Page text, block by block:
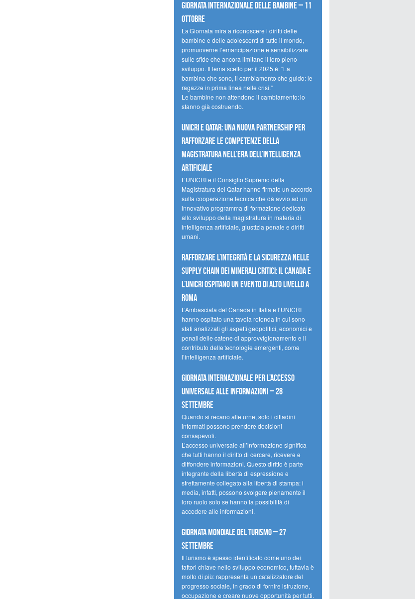
Giornata internazionale delle bambine – 11
ottobre
La Giornata mira a riconoscere i diritti delle
bambine e delle adolescenti di tutto il mondo,
promuoverne l’emancipazione e sensibilizzare
sulle sfide che ancora limitano il loro pieno
sviluppo. Il tema scelto per il 2025 è: “La
bambina che sono, il cambiamento che guido: le
ragazze in prima linea nelle crisi.”
Le bambine non attendono il cambiamento: lo
stanno già costruendo.
UNICRI e Qatar: una nuova partnership per
rafforzare le competenze della
magistratura nell’era dell’intelligenza
artificiale
L’UNICRI e il Consiglio Supremo della
Magistratura del Qatar hanno firmato un accordo
sulla cooperazione tecnica che dà avvio ad un
innovativo programma di formazione dedicato
allo sviluppo della magistratura in materia di
intelligenza artificiale, giustizia penale e diritti
umani.
Rafforzare l’integrità e la sicurezza nelle
supply chain dei minerali critici: il Canada e
l’UNICRI ospitano un evento di alto livello a
Roma
L’Ambasciata del Canada in Italia e l’UNICRI
hanno ospitato una tavola rotonda in cui sono
stati analizzati gli aspetti geopolitici, economici e
penali delle catene di approvvigionamento e il
contributo delle tecnologie emergenti, come
l’intelligenza artificiale.
Giornata internazionale per l’accesso
universale alle informazioni – 28
settembre
Quando si recano alle urne, solo i cittadini
informati possono prendere decisioni
consapevoli.
L’accesso universale all’informazione significa
che tutti hanno il diritto di cercare, ricevere e
diffondere informazioni. Questo diritto è parte
integrante della libertà di espressione e
strettamente collegato alla libertà di stampa: i
media, infatti, possono svolgere pienamente il
loro ruolo solo se hanno la possibilità di
accedere alle informazioni.
Giornata mondiale del turismo – 27
settembre
Il turismo è spesso identificato come uno dei
fattori chiave nello sviluppo economico, tuttavia è
molto di più: rappresenta un catalizzatore del
progresso sociale, in grado di fornire istruzione,
occupazione e creare nuove opportunità per tutti.